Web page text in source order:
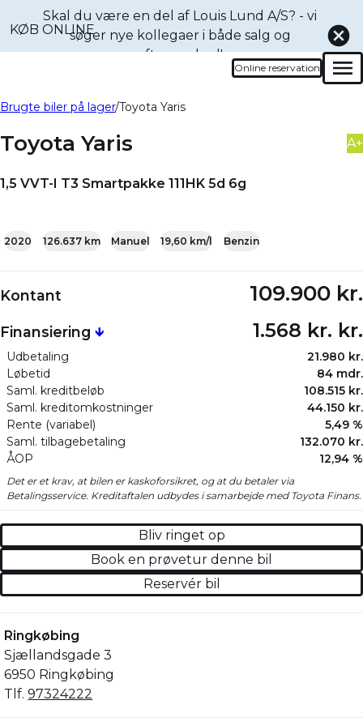
Skal du være en del af Louis Lund A/S? - vi
søger nye kollegaer i både salg og
eftermarked!
Online reservation
Bliv ringet op
Brugte biler på lager Toyota Yaris
Toyota Yaris
1,5 VVT-I T3 Smartpakke 111HK 5d 6g
A+
KØB ONLINE
2020 126.637 km Manuel 19,60 km/l Benzin
Kontant 109.900 kr.
Finansiering 🡻 1.568 kr. kr.
Udbetaling
21.980 kr.
Løbetid
84 mdr.
Saml. kreditbeløb
108.515 kr.
Saml. kreditomkostninger
44.150 kr.
Rente (variabel)
5,49 %
Saml. tilbagebetaling
132.070 kr.
ÅOP
12,94 %
Det er et krav, at bilen er kaskoforsikret, og at du betaler via
Betalingsservice. Kreditaftalen udbydes i samarbejde med Toyota Finans.
Bliv ringet op
Book en prøvetur denne bil
Reservér bil
Ringkøbing
Sjællandsgade 3
6950 Ringkøbing
Tlf.97324222